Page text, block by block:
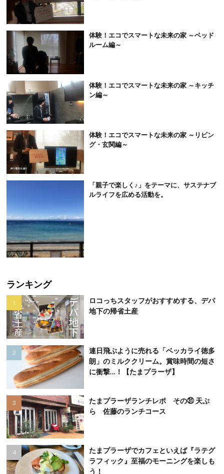
体験！エコでスマートな未来の家 ～ベッド
ルーム編～
体験！エコでスマートな未来の家 ～キッチ
ン編～
体験！エコでスマートな未来の家 ～リビン
グ・玄関編～
「親子で楽しく♪」をテーマに、サステナブ
ルライフを広める活動を。
ランキング
ロコっちスタッフがおすすめする、デパ
地下の帰省土産
連日飛ぶように売れる「ベッカライ徳多
朗」のミルククリーム。賞味時間の短さ
に衝撃…！【たまプラーザ】
たまプラーザランチレポ その㉛ 天ぷ
ら 佐藤のランチコース
たまプラーザでカフェといえば『ラテグ
ラフィック』至福のモーニングを楽しも
う！